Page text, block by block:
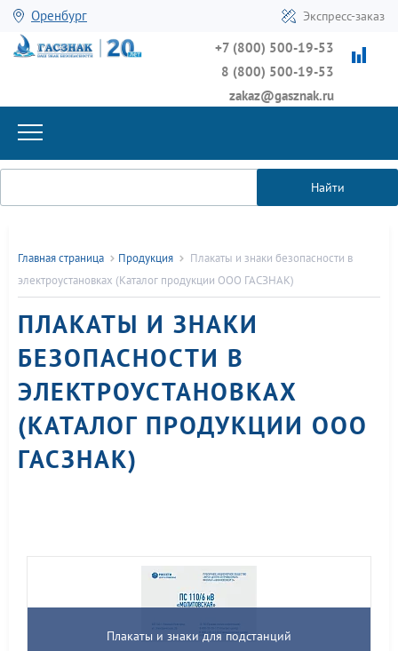
Оренбург Экспресс-заказ
+7 (800) 500-19-53
8 (800) 500-19-53
zakaz@gasznak.ru
Найти
Главная страница Продукция
Плакаты и знаки безопасности в
электроустановках (Каталог продукции ООО ГАСЗНАК)
ПЛАКАТЫ И ЗНАКИ
БЕЗОПАСНОСТИ В
ЭЛЕКТРОУСТАНОВКАХ
(КАТАЛОГ ПРОДУКЦИИ ООО
ГАСЗНАК)
Плакаты и знаки для подстанций